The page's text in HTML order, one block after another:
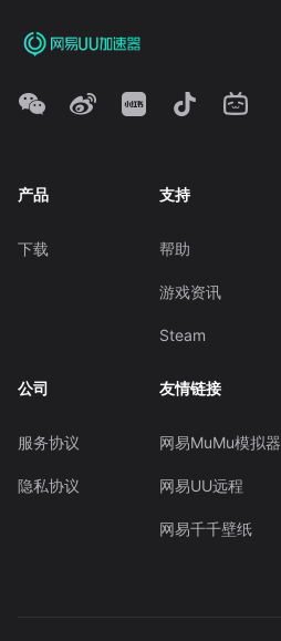
产品
下载
支持
帮助
游戏资讯
Steam
公司
服务协议
隐私协议
友情链接
网易MuMu模拟器
网易UU远程
网易千千壁纸